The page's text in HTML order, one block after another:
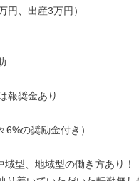
円、出産3万円）
報奨金あり
6%の奨励金付き）
域型、地域型の働き方あり！